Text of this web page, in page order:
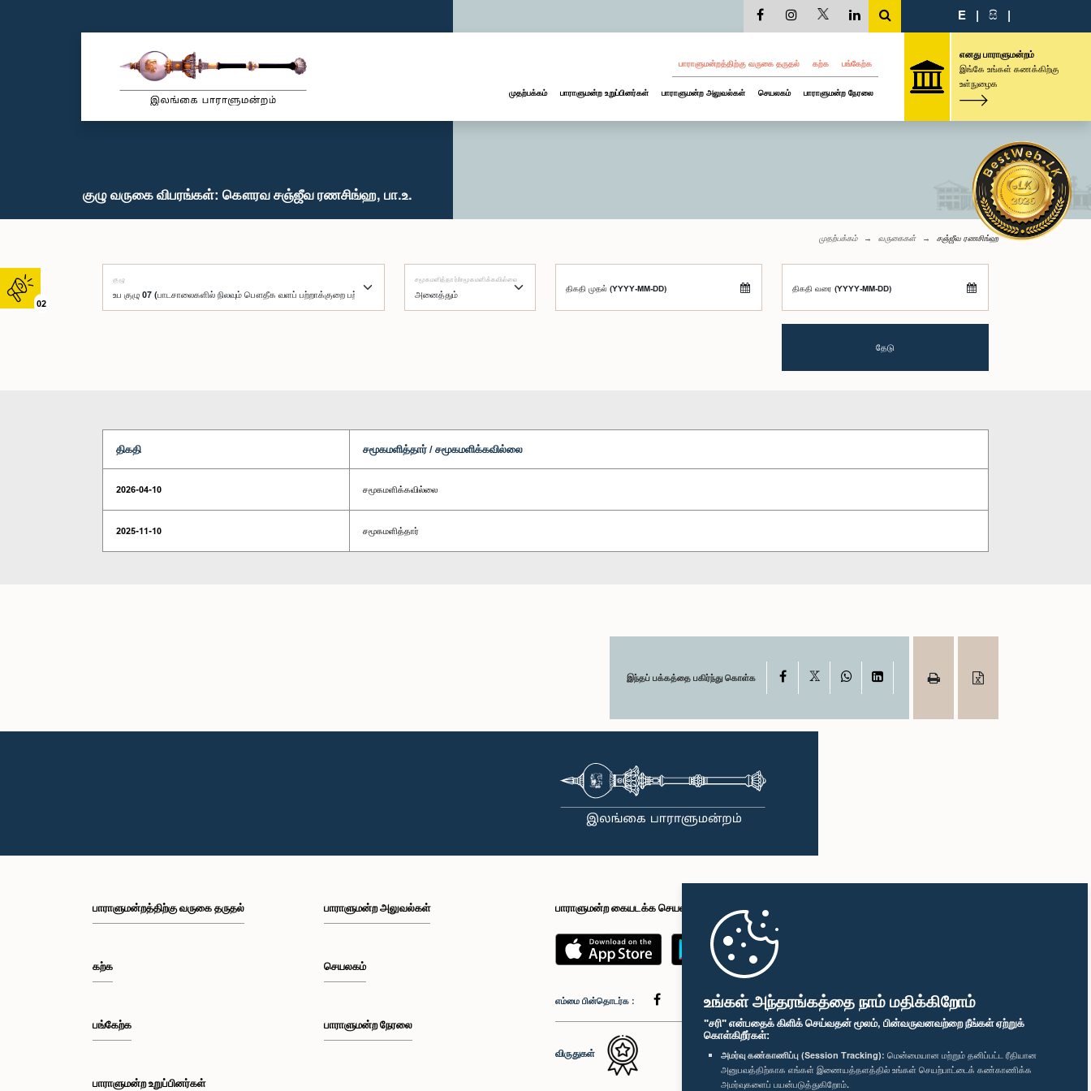
உங்கள் அந்தரங்கத்தை நாம் மதிக்கிறோம்
"சரி" என்பதைக் கிளிக் செய்வதன் மூலம், பின்வருவனவற்றை நீங்கள் ஏற்றுக்
கொள்கிறீர்கள்:
அமர்வு கண்காணிப்பு (Session Tracking): மென்மையான மற்றும் தனிப்பட்ட ரீதியான
அனுபவத்திற்காக எங்கள் இணையத்தளத்தில் உங்கள் செயற்பாட்டைக் கண்காணிக்க
அமர்வுகளைப் பயன்படுத்துகிறோம்.
02
E | සි |
பாராளுமன்றத்திற்கு வருகை தருதல் கற்க பங்கேற்க
முதற்பக்கம் பாராளுமன்ற உறுப்பினர்கள் பாராளுமன்ற அலுவல்கள் செயலகம் பாராளுமன்ற நேரலை
எனது பாராளுமன்றம்
இங்கே உங்கள் கணக்கிற்கு
உள்நுழைக
குழு வருகை விபரங்கள்: கௌரவ சஞ்ஜீவ ரணசிங்ஹ, பா.உ.
முதற்பக்கம் வருகைகள் சஞ்ஜீவ ரணசிங்ஹ
குழு சமூகமளித்தார்/சமூகமளிக்கவில்லை
திகதி முதல் (YYYY-MM-DD) திகதி வரை (YYYY-MM-DD)
தேடு
திகதி சமூகமளித்தார் / சமூகமளிக்கவில்லை
2026-04-10 சமூகமளிக்கவில்லை
2025-11-10 சமூகமளித்தார்
இந்தப் பக்கத்தை பகிர்ந்து கொள்க Facebook WhatsAppLinkedIn
பாராளுமன்றத்திற்கு வருகை தருதல்
கற்க
பங்கேற்க
பாராளுமன்ற உறுப்பினர்கள்
பாராளுமன்ற அலுவல்கள்
செயலகம்
பாராளுமன்ற நேரலை
பாராளுமன்ற கையடக்க செயலி
எம்மை பின்தொடர்க :
விருதுகள்